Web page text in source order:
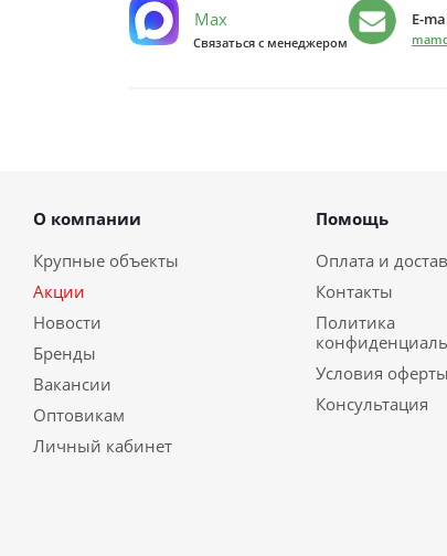
Max
Связаться с менеджером
E-
О компании
Крупные объекты
Акции
Новости
Бренды
Вакансии
Оптовикам
Личный кабинет
Помощь
Оплата и
Контакты
Политика
Условия оферты
Консультация